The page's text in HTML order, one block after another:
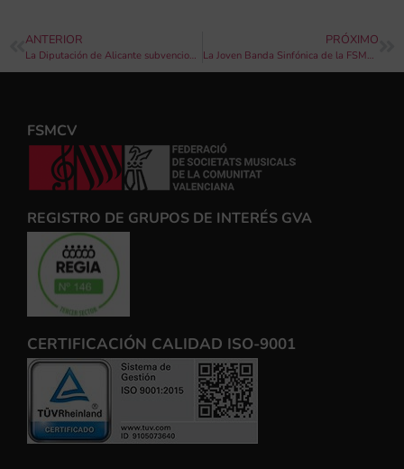
ANTERIOR
La Diputación de Alicante subvenciona a 42 Sociedades Musicales para la compra de partituras
PRÓXIMO
La Joven Banda Sinfónica de la FSMCV inicia su primera gira por Francia
FSMCV
REGISTRO DE GRUPOS DE INTERÉS GVA
CERTIFICACIÓN CALIDAD ISO-9001